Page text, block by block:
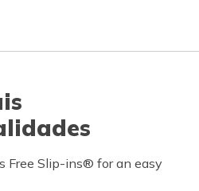
Free Slip-ins® for an easy